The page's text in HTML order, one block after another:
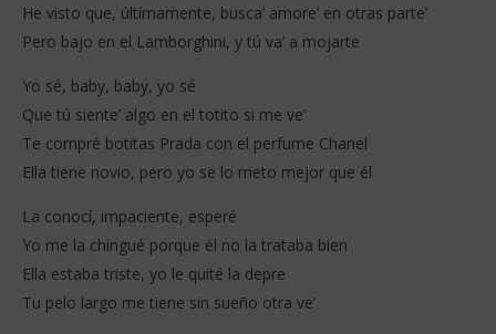
He visto que, últimamente, busca’ amore’ en otras parte’
Pero bajo en el Lamborghini, y tú va’ a mojarte
Yo sé, baby, baby, yo sé
Que tú siente’ algo en el totito si me ve’
Te compré botitas Prada con el perfume Chanel
Ella tiene novio, pero yo se lo meto mejor que él
La conocí, impaciente, esperé
Yo me la chingué porque él no la trataba bien
Ella estaba triste, yo le quité la depre
Tu pelo largo me tiene sin sueño otra ve’